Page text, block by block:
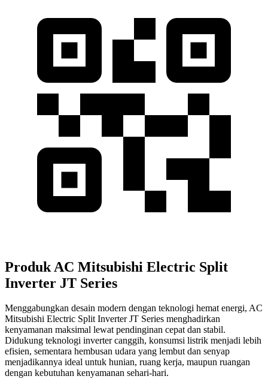
Produk AC Mitsubishi Electric Split
Inverter JT Series
Menggabungkan desain modern dengan teknologi hemat energi, AC
Mitsubishi Electric Split Inverter JT Series menghadirkan
kenyamanan maksimal lewat pendinginan cepat dan stabil.
Didukung teknologi inverter canggih, konsumsi listrik menjadi lebih
efisien, sementara hembusan udara yang lembut dan senyap
menjadikannya ideal untuk hunian, ruang kerja, maupun ruangan
dengan kebutuhan kenyamanan sehari-hari.